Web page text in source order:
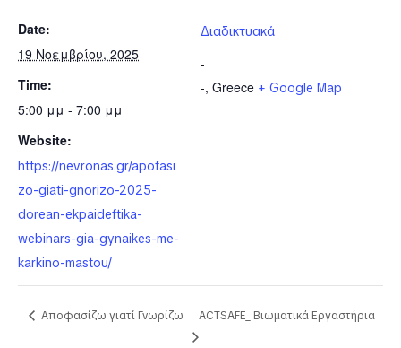
Date:
19 Νοεμβρίου, 2025
Time:
5:00 μμ - 7:00 μμ
Website:
https://nevronas.gr/apofasi
zo-giati-gnorizo-2025-
dorean-ekpaideftika-
webinars-gia-gynaikes-me-
karkino-mastou/
Διαδικτυακά
-
-, Greece + Google Map
Αποφασίζω γιατί Γνωρίζω ACTSAFE_ Βιωματικά Εργαστήρια